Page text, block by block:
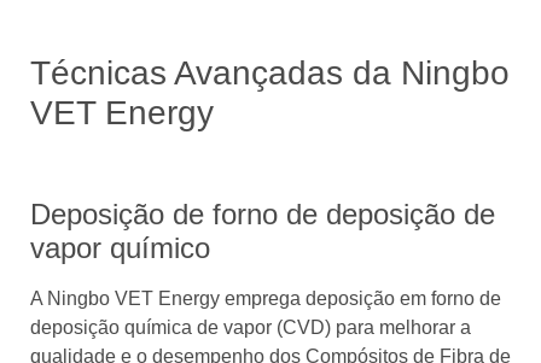
Técnicas Avançadas da Ningbo
VET Energy
Deposição de forno de deposição de
vapor químico
A Ningbo VET Energy emprega deposição em forno de
deposição química de vapor (CVD) para melhorar a
qualidade e o desempenho dos Compósitos de Fibra de